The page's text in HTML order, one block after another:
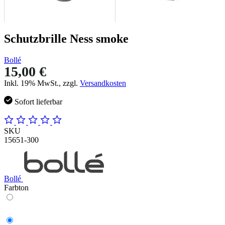
Schutzbrille Ness smoke
Bollé
15,00 €
Inkl. 19% MwSt., zzgl. Versandkosten
Sofort lieferbar
SKU
15651-300
Bollé
Farbton